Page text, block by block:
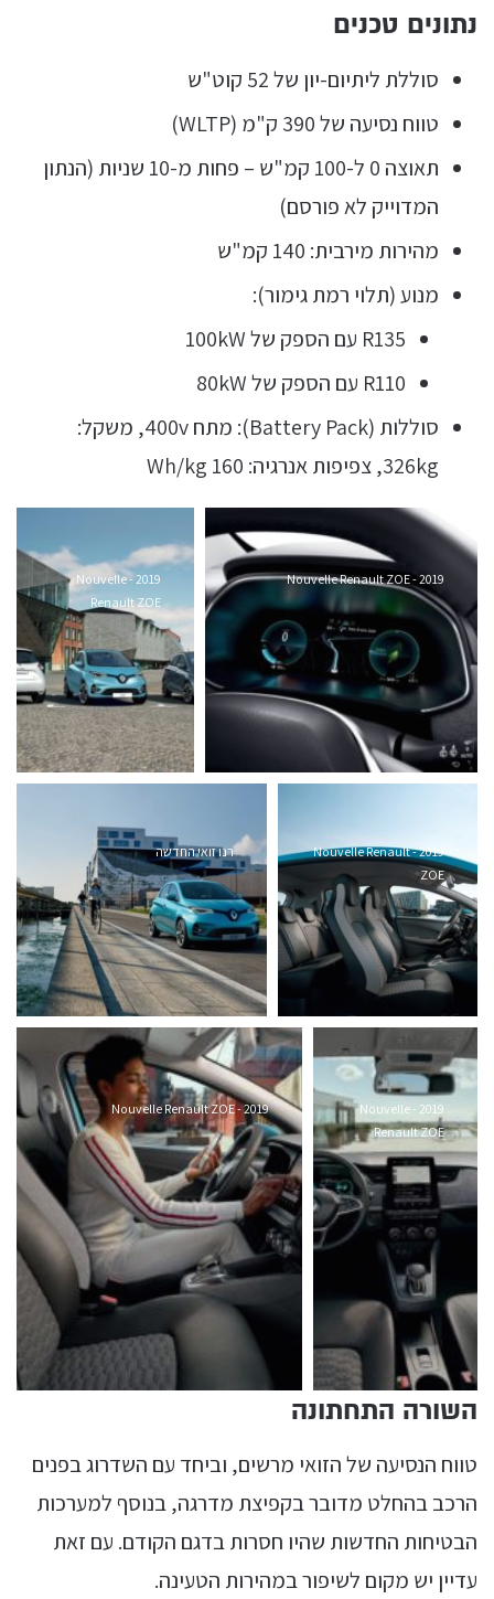
נתונים טכנים
סוללת ליתיום-יון של 52 קוט"ש
טווח נסיעה של 390 ק"מ (WLTP)
תאוצה 0 ל-100 קמ"ש – פחות מ-10 שניות (הנתון
המדוייק לא פורסם)
מהירות מירבית: 140 קמ"ש
מנוע (תלוי רמת גימור):
R135 עם הספק של 100kW
R110 עם הספק של 80kW
סוללות (Battery Pack): מתח 400v, משקל:
326kg, צפיפות אנרגיה: 160 Wh/kg
2019 - Nouvelle
Renault ZOE
2019 - Nouvelle Renault ZOE
רנו זואי החדשה
2019 - Nouvelle Renault
ZOE
2019 - Nouvelle Renault ZOE
2019 - Nouvelle
Renault ZOE
השורה התחתונה
טווח הנסיעה של הזואי מרשים, וביחד עם השדרוג בפנים
הרכב בהחלט מדובר בקפיצת מדרגה, בנוסף למערכות
הבטיחות החדשות שהיו חסרות בדגם הקודם. עם זאת
עדיין יש מקום לשיפור במהירות הטעינה.